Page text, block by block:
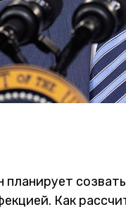
Как